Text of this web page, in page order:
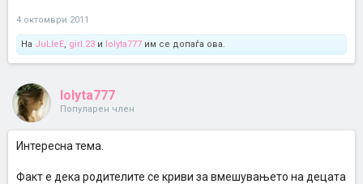
4 октомври 2011
На JuLleE, girl.23 и lolyta777 им се допаѓа ова.
lolyta777
Популарен член
Интересна тема.
Факт е дека родителите се криви за вмешувањето на децата